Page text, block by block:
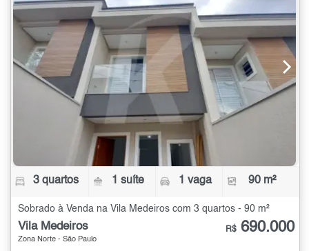
3 quartos 1 suíte 1 vaga 90 m²
Sobrado à Venda na Vila Medeiros com 3 quartos - 90 m²
Vila Medeiros
Zona Norte - São Paulo
R$ 690.000